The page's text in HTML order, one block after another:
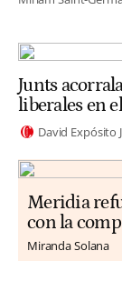
Junts
liberales en
David Expósito
Meridia
con la
Miranda Solana